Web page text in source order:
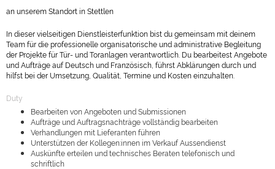
an unserem Standort in Stettlen
In dieser vielseitigen Dienstleisterfunktion bist du gemeinsam mit deinem
Team für die professionelle organisatorische und administrative Begleitung
der Projekte für Tür- und Toranlagen verantwortlich. Du bearbeitest Angebote
und Aufträge auf Deutsch und Französisch, führst Abklärungen durch und
hilfst bei der Umsetzung, Qualität, Termine und Kosten einzuhalten.
Duty
Bearbeiten von Angeboten und Submissionen
Aufträge und Auftragsnachträge vollständig bearbeiten
Verhandlungen mit Lieferanten führen
Unterstützen der Kollegen:innen im Verkauf Aussendienst
Auskünfte erteilen und technisches Beraten telefonisch und
schriftlich